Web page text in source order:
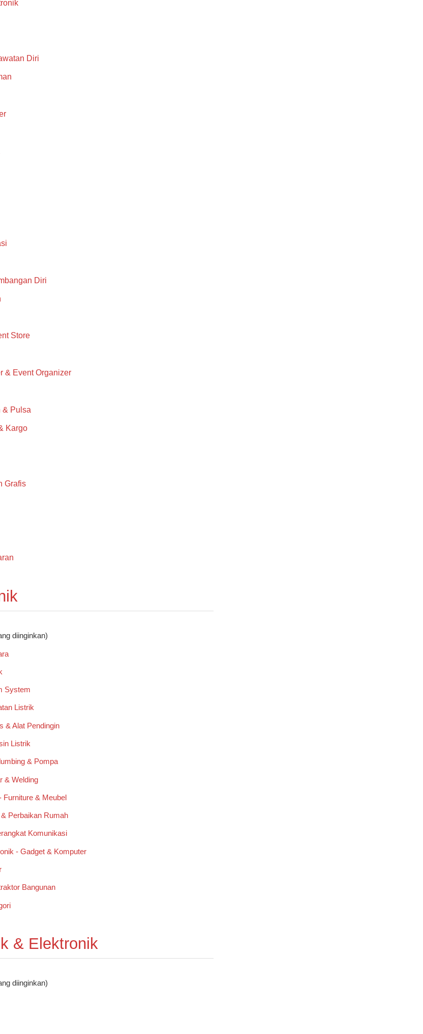
Diri
Diri
Store
& Event Organizer
& Pulsa
Kargo
Grafis
diinginkan)
System
Listrik
& Alat Pendingin
Listrik
& Pompa
& Welding
Furniture & Meubel
Perbaikan Rumah
Komunikasi
- Gadget & Komputer
Bangunan
& Elektronik
diinginkan)